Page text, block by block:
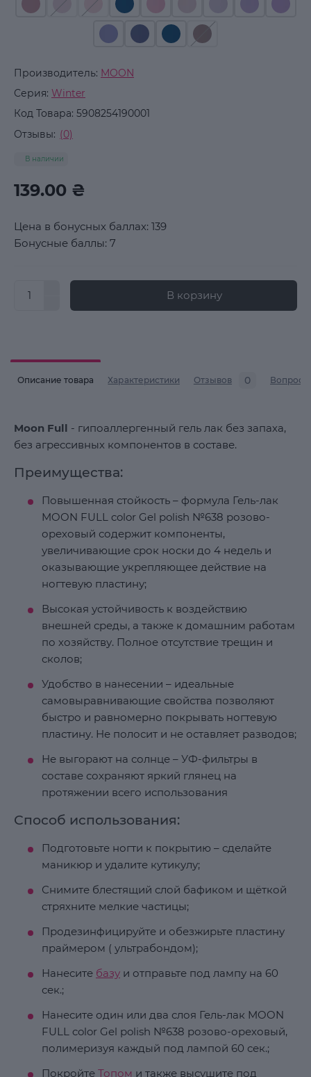
Производитель: MOON
Серия: Winter
Код Товара: 5908254190001
Отзывы: (0)
В наличии
139.00 ₴
Цена в бонусных баллах: 139
Бонусные баллы: 7
В корзину
Описание товара Характеристики Отзывов 0 Вопросы
Moon Full - гипоаллергенный гель лак без запаха,
без агрессивных компонентов в составе.
Преимущества:
Повышенная стойкость – формула Гель-лак
MOON FULL color Gel polish №638 розово-
ореховый содержит компоненты,
увеличивающие срок носки до 4 недель и
оказывающие укрепляющее действие на
ногтевую пластину;
Высокая устойчивость к воздействию
внешней среды, а также к домашним работам
по хозяйству. Полное отсутствие трещин и
сколов;
Удобство в нанесении – идеальные
самовыравнивающие свойства позволяют
быстро и равномерно покрывать ногтевую
пластину. Не полосит и не оставляет разводов;
Не выгорают на солнце – УФ-фильтры в
составе сохраняют яркий глянец на
протяжении всего использования
Способ использования:
Подготовьте ногти к покрытию – сделайте
маникюр и удалите кутикулу;
Снимите блестящий слой бафиком и щёткой
стряхните мелкие частицы;
Продезинфицируйте и обезжирьте пластину
праймером ( ультрабондом);
Нанесите базу и отправьте под лампу на 60
сек.;
Нанесите один или два слоя Гель-лак MOON
FULL color Gel polish №638 розово-ореховый,
полимеризуя каждый под лампой 60 сек.;
Покройте Топом и также высушите под